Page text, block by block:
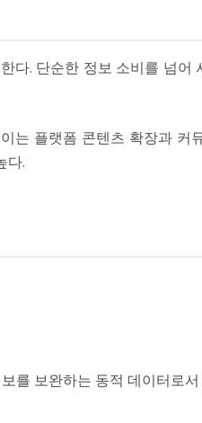
다. 단순한 정보 소비를 넘
는 플랫폼 콘텐츠 확장과 커
다.
를 보완하는 동적 데이터로